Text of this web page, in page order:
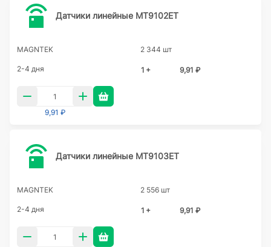
Датчики линейные MT9102ET
MAGNTEK 2 344 шт
2-4 дня 1 + 9,91 ₽
9,91 ₽
Датчики линейные MT9103ET
MAGNTEK 2 556 шт
2-4 дня 1 + 9,91 ₽